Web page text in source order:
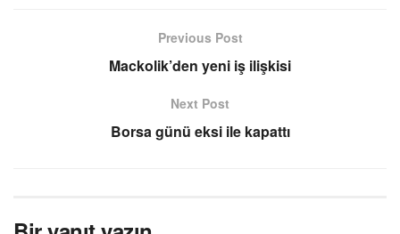
Previous Post
Mackolik’den yeni iş ilişkisi
Next Post
Borsa günü eksi ile kapattı